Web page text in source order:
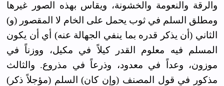
والرقة والنعومة والخشونة، ويقاس بهذه الصور غيرها
ومطلق السلم في ثوب يحمل على الخام لا المقصور (و)
الثاني (أن يذكر قدره بما ينفي الجهالة عنه) أي أن يكون
المسلم فيه معلوم القدر كيلاً في مكيل، ووزناً في
موزون، وعداً في معدود، وذرعاً في مذروع. والثالث
مذكور في قول المصنف (وإن كان) السلم (مؤجلاً ذكر)